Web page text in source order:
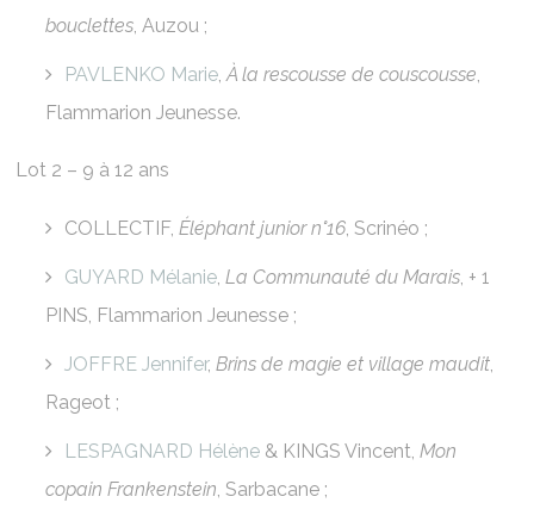
bouclettes, Auzou ;
PAVLENKO Marie,À la rescousse de couscousse,
Flammarion Jeunesse.
Lot 2 – 9 à 12 ans
COLLECTIF,Éléphant junior n°16, Scrinéo ;
GUYARD Mélanie,La Communauté du Marais, + 1
PINS, Flammarion Jeunesse ;
JOFFRE Jennifer,Brins de magie et village maudit,
Rageot ;
LESPAGNARD Hélène & KINGS Vincent,Mon
copain Frankenstein, Sarbacane ;